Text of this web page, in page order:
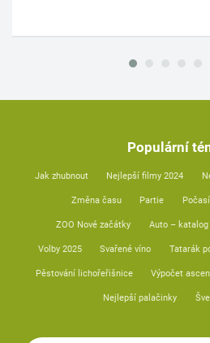
Populární
Jak zhubnout Nejlepší filmy 2024
Změna času Partie Počasí
ZOO Nové začátky Auto – katalog
Volby 2025 Svařené víno Tatarák
Pěstování lichořeřišnice Výpočet
Nejlepší palačinky